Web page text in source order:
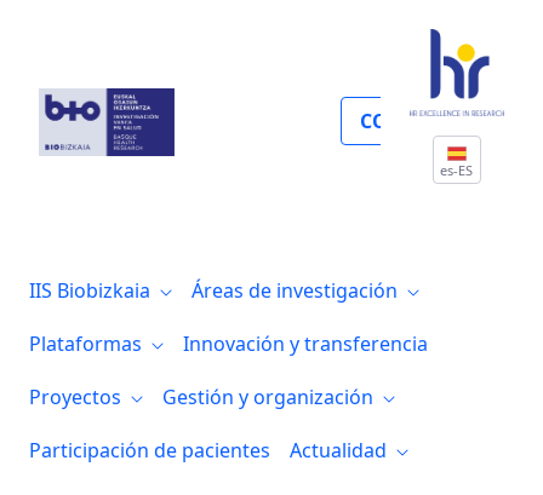
COLABORA
es-ES
IIS Biobizkaia
Áreas de investigación
Plataformas
Innovación y transferencia
Proyectos
Gestión y organización
Participación de pacientes
Actualidad